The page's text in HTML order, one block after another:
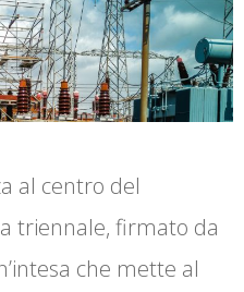
al centro del
triennale, firmato da
che mette al